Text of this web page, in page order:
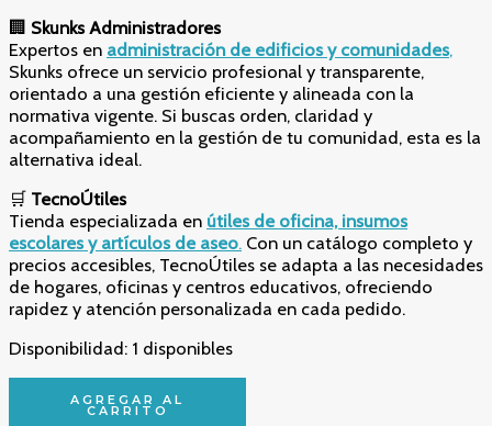
🏢 Skunks Administradores
Expertos en administración de edificios y comunidades,
Skunks ofrece un servicio profesional y transparente,
orientado a una gestión eficiente y alineada con la
normativa vigente. Si buscas orden, claridad y
acompañamiento en la gestión de tu comunidad, esta es la
alternativa ideal.
🛒 TecnoÚtiles
Tienda especializada en útiles de oficina, insumos
escolares y artículos de aseo. Con un catálogo completo y
precios accesibles, TecnoÚtiles se adapta a las necesidades
de hogares, oficinas y centros educativos, ofreciendo
rapidez y atención personalizada en cada pedido.
Disponibilidad: 1 disponibles
AGREGAR AL
CARRITO